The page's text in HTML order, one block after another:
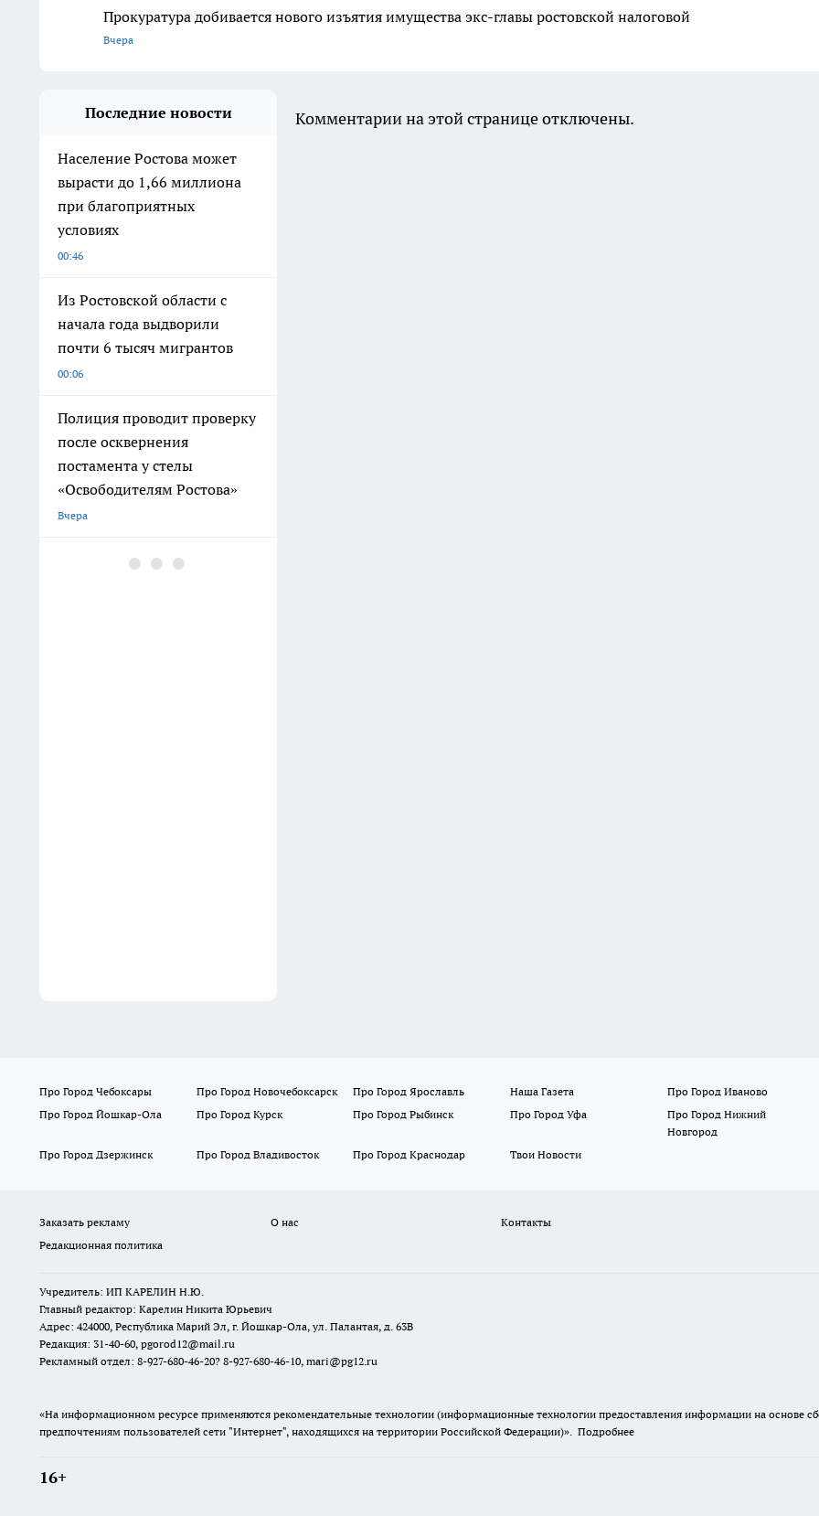
Прокуратура добивается нового изъятия имущества экс-главы ростовской налоговой
Вчера
Последние новости
Население Ростова может
вырасти до 1,66 миллиона
при благоприятных
условиях
00:46
Из Ростовской области с
начала года выдворили
почти 6 тысяч мигрантов
00:06
Полиция проводит проверку
после осквернения
постамента у стелы
«Освободителям Ростова»
Вчера
Прокуратура добивается
Комментарии на этой странице отключены.
Про Город Чебоксары Про Город Новочебоксарск Про Город Ярославль Наша Газета
Про Город Иваново
Про Город Йошкар-Ола
Про Город Курск Про Город Рыбинск Про Город Уфа
Про Город Нижний
Новгород
Про Город Дзержинск
Про Город Владивосток Про Город Краснодар Твои Новости
Заказать рекламу О нас
Контакты
Редакционная политика
Учредитель: ИП КАРЕЛИН Н.Ю.
Главный редактор: Карелин Никита Юрьевич
Адрес: 424000, Республика Марий Эл, г. Йошкар-Ола, ул. Палантая, д. 63В
Редакция: 31-40-60, pgorod12@mail.ru
Рекламный отдел: 8-927-680-46-20? 8-927-680-46-10, mari@pg12.ru
«На информационном ресурсе применяются рекомендательные технологии (информационные технологии предоставления информации на основе
предпочтениям пользователей сети "Интернет", находящихся на территории Российской Федерации)». Подробнее
16+